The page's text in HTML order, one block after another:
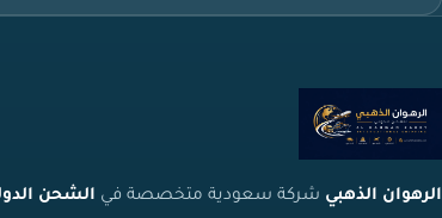
الرهوان الذهبي شركة سعودية متخصصة في الشحن